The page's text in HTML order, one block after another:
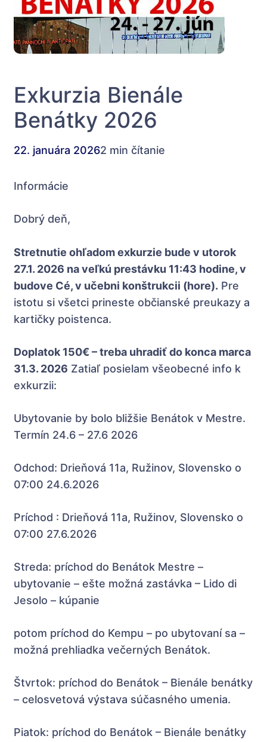
Exkurzia Bienále
Benátky 2026
22. januára 20262 min čítanie
Informácie
Dobrý deň,
Stretnutie ohľadom exkurzie bude v utorok
27.1. 2026 na veľkú prestávku 11:43 hodine, v
budove Cé, v učebni konštrukcii (hore). Pre
istotu si všetci prineste občianské preukazy a
kartičky poistenca.
Doplatok 150€ – treba uhradiť do konca marca
31.3. 2026 Zatiaľ posielam všeobecné info k
exkurzii:
Ubytovanie by bolo bližšie Benátok v Mestre.
Termín 24.6 – 27.6 2026
Odchod: Drieňová 11a, Ružinov, Slovensko o
07:00 24.6.2026
Príchod : Drieňová 11a, Ružinov, Slovensko o
07:00 27.6.2026
Streda: príchod do Benátok Mestre –
ubytovanie – ešte možná zastávka – Lido di
Jesolo – kúpanie
potom príchod do Kempu – po ubytovaní sa –
možná prehliadka večerných Benátok.
Štvrtok: príchod do Benátok – Bienále benátky
– celosvetová výstava súčasného umenia.
Piatok: príchod do Benátok – Bienále benátky